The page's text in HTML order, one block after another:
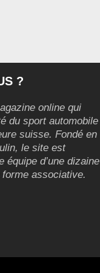
?
online qui
du sport automobile
suisse. Fondé en
le site est
équipe d’une dizaine
associative.